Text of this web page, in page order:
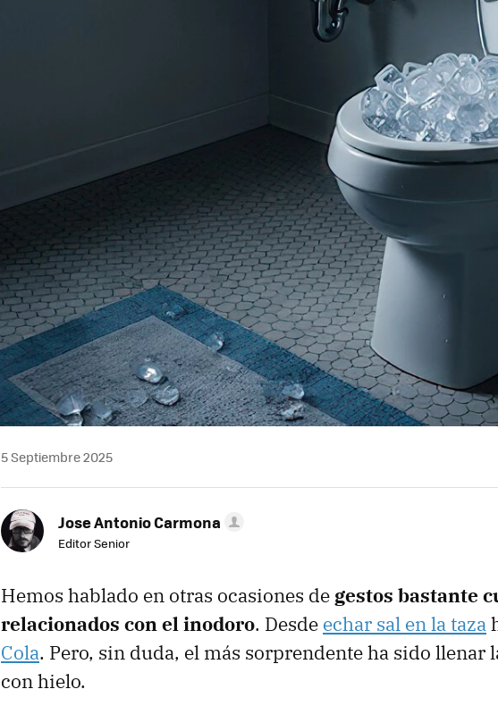
5 Septiembre 2025
Jose Antonio Carmona
Editor Senior
Hemos hablado en otras ocasiones de gestos bastante
relacionados con el inodoro. Desde echar sal en la taza
Cola. Pero, sin duda, el más sorprendente ha sido llenar
con hielo.